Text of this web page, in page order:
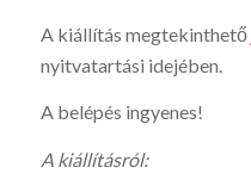
A kiállítás megtekinthető
nyitvatartási idejében.
A belépés ingyenes!
A kiállításról: